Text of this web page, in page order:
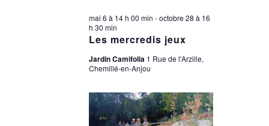
Les mercredis jeux
mai 6 à 14 h 00 min -octobre 28 à 16
h 30 min
Jardin Camifolia 1 Rue de l'Arzille,
Chemillé-en-Anjou